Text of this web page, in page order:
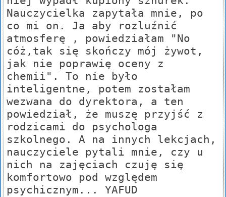
Nauczycielka zapytała mnie, po
co mi on. Ja aby rozluźnić
atmosferę , powiedziałam "No
cóż,tak się skończy mój żywot,
jak nie poprawię oceny z
chemii". To nie było
inteligentne, potem zostałam
wezwana do dyrektora, a ten
powiedział, że muszę przyjść z
rodzicami do psychologa
szkolnego. A na innych lekcjach,
nauczyciele pytali mnie, czy u
nich na zajęciach czuję się
komfortowo pod względem
psychicznym... YAFUD